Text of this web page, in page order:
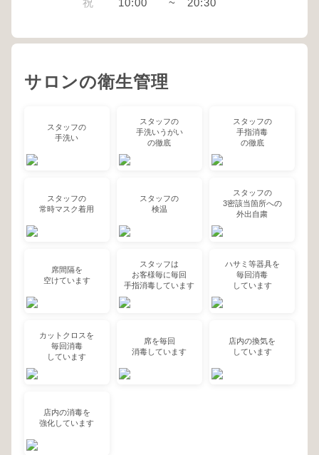
祝 10:00 ~ 20:30
サロンの衛生管理
スタッフの
手洗い
スタッフの
手洗いうがい
の徹底
スタッフの
手指消毒
の徹底
スタッフの
常時マスク着用
スタッフの
検温
スタッフの
3密該当箇所への
外出自粛
席間隔を
空けています
スタッフは
お客様毎に毎回
手指消毒しています
ハサミ等器具を
毎回消毒
しています
カットクロスを
毎回消毒
しています
席を毎回
消毒しています
店内の換気を
しています
店内の消毒を
強化しています